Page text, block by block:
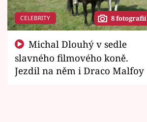
CELEBRITY 8 fotografií
slavného filmového koně.
Jezdil na něm i Draco Malfoy